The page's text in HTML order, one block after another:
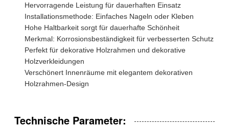
Hervorragende Leistung für dauerhaften Einsatz
Installationsmethode: Einfaches Nageln oder Kleben
Hohe Haltbarkeit sorgt für dauerhafte Schönheit
Merkmal: Korrosionsbeständigkeit für verbesserten Schutz
Perfekt für dekorative Holzrahmen und dekorative
Holzverkleidungen
Verschönert Innenräume mit elegantem dekorativen
Holzrahmen-Design
Technische Parameter: